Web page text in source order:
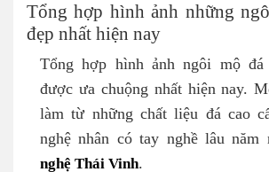
Tổng hợp hình ảnh những
đẹp nhất hiện nay
Tổng hợp hình ảnh ngôi mộ đá
được ưa chuộng nhất hiện nay.
làm từ những chất liệu đá cao
nghệ nhân có tay nghề lâu năm
nghệ Thái Vinh